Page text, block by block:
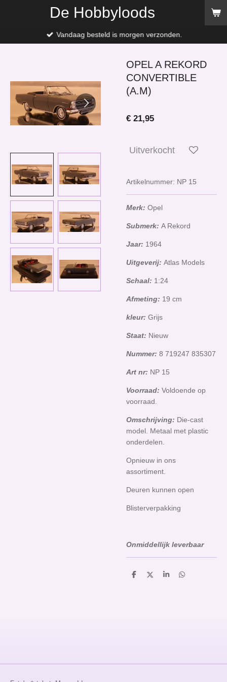
de
De Hobbyloods
Vandaag besteld is morgen verzonden.
OPEL A REKORD
CONVERTIBLE
(A.M)
€ 21,95
Uitverkocht
Artikelnummer: NP 15
Merk: Opel
Submerk: A Rekord
Jaar: 1964
Uitgeverij: Atlas Models
Schaal: 1:24
Afmeting: 19 cm
kleur: Grijs
Staat: Nieuw
Nummer: 8 719247 835307
Art nr: NP 15
Voorraad: Voldoende op
voorraad.
Omschrijving: Die-cast
model. Metaal met plastic
onderdelen.
Opnieuw in ons
assortiment.
Deuren kunnen open
Blisterverpakking
Onmiddellijk leverbaar
D
D
S
D